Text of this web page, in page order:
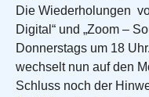
Die Wiederholungen
Digital“ und „Zoom –
Donnerstags um 18
wechselt nun auf den
Schluss noch der